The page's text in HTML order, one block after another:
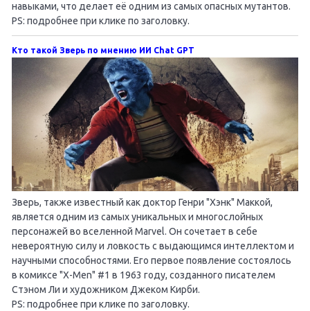
навыками, что делает её одним из самых опасных мутантов.
PS: подробнее при клике по заголовку.
Кто такой Зверь по мнению ИИ Chat GPT
Зверь, также известный как доктор Генри "Хэнк" Маккой,
является одним из самых уникальных и многослойных
персонажей во вселенной Marvel. Он сочетает в себе
невероятную силу и ловкость с выдающимся интеллектом и
научными способностями. Его первое появление состоялось
в комиксе "X-Men" #1 в 1963 году, созданного писателем
Стэном Ли и художником Джеком Кирби.
PS: подробнее при клике по заголовку.